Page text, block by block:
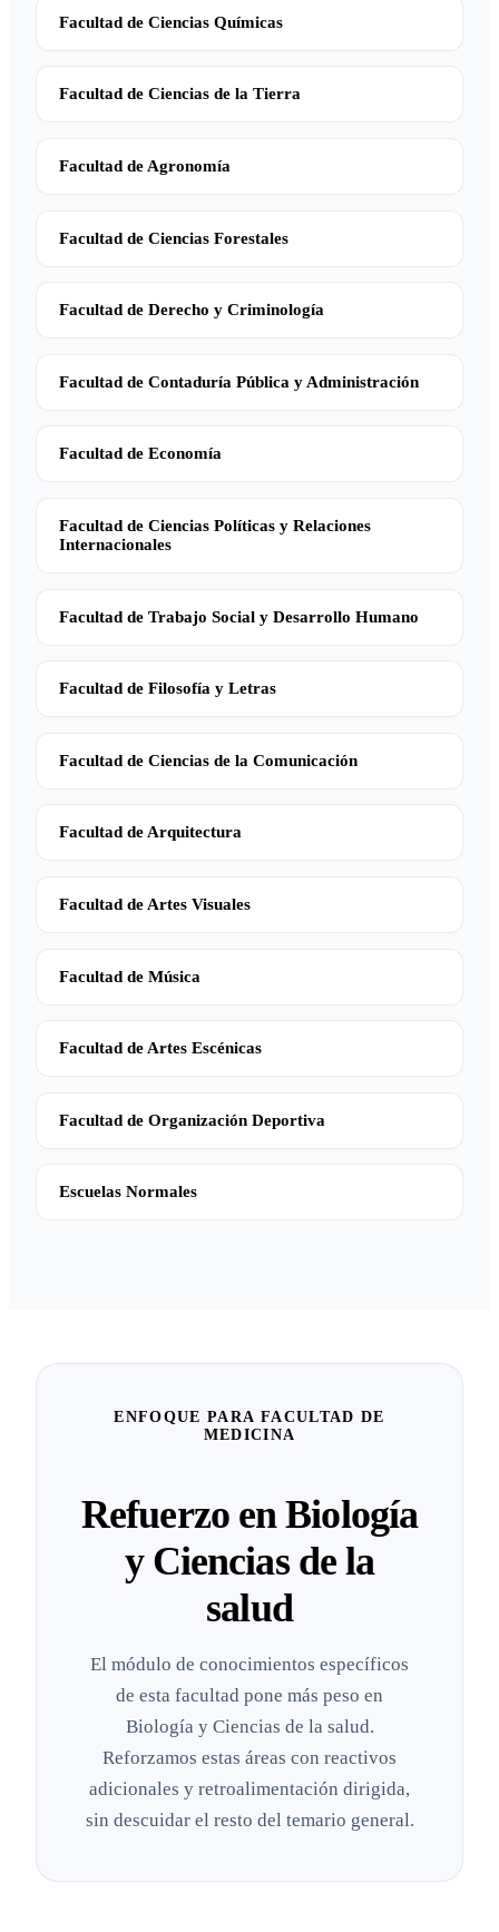
Facultad de Ciencias Químicas
Facultad de Ciencias de la Tierra
Facultad de Agronomía
Facultad de Ciencias Forestales
Facultad de Derecho y Criminología
Facultad de Contaduría Pública y Administración
Facultad de Economía
Facultad de Ciencias Políticas y Relaciones
Internacionales
Facultad de Trabajo Social y Desarrollo Humano
Facultad de Filosofía y Letras
Facultad de Ciencias de la Comunicación
Facultad de Arquitectura
Facultad de Artes Visuales
Facultad de Música
Facultad de Artes Escénicas
Facultad de Organización Deportiva
Escuelas Normales
ENFOQUE PARA FACULTAD DE
MEDICINA
Refuerzo en Biología
y Ciencias de la
salud
El módulo de conocimientos específicos
de esta facultad pone más peso en
Biología y Ciencias de la salud.
Reforzamos estas áreas con reactivos
adicionales y retroalimentación dirigida,
sin descuidar el resto del temario general.